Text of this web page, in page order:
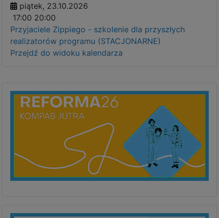
piątek, 23.10.2026
17:00 20:00
Przyjaciele Zippiego - szkolenie dla przyszłych
realizatorów programu (STACJONARNE)
Przejdź do widoku kalendarza